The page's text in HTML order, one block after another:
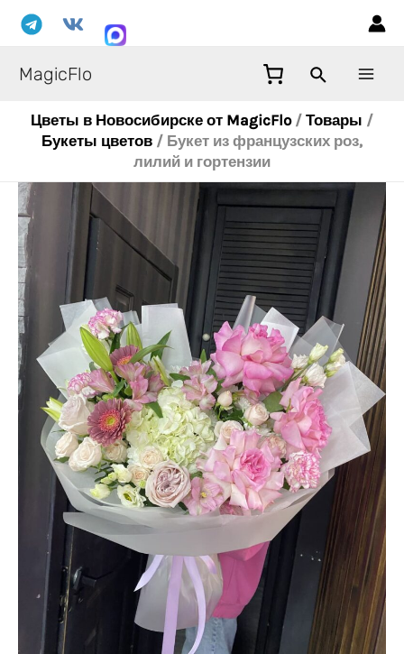
Перейти
MagicFlo
Цветы в Новосибирске от MagicFlo/ Товары /
Букеты цветов / Букет из французских роз,
лилий и гортензии